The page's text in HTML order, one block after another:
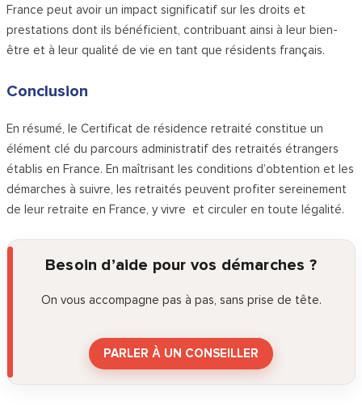
France peut avoir un impact significatif sur les droits et
prestations dont ils bénéficient, contribuant ainsi à leur bien-
être et à leur qualité de vie en tant que résidents français.
Conclusion
En résumé, le Certificat de résidence retraité constitue un
élément clé du parcours administratif des retraités étrangers
établis en France. En maîtrisant les conditions d’obtention et les
démarches à suivre, les retraités peuvent profiter sereinement
de leur retraite en France, y vivre et circuler en toute légalité.
Besoin d’aide pour vos démarches ?
On vous accompagne pas à pas, sans prise de tête.
PARLER À UN CONSEILLER